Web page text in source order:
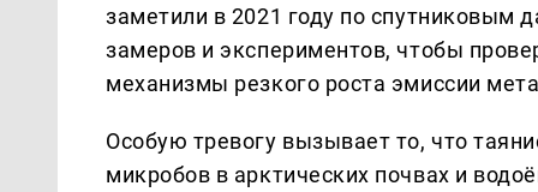
заметили в 2021 году по спутниковым
замеров и экспериментов, чтобы
механизмы резкого роста эмиссии
Особую тревогу вызывает то, что
микробов в арктических почвах и